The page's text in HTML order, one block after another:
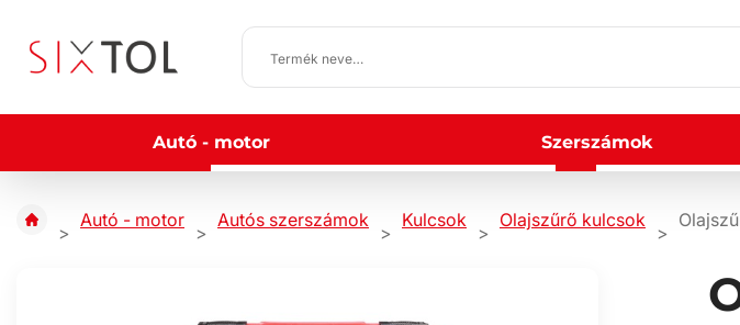
Autó - motor Szerszámok
Autó - motor Autós szerszámok Kulcsok Olajszűrő kulcsok